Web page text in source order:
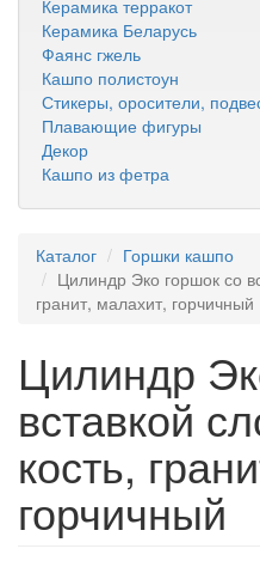
Керамика терракот
Керамика Беларусь
Фаянс гжель
Кашпо полистоун
Стикеры, оросители,
Плавающие фигуры
Декор
Кашпо из фетра
Каталог
Горшки кашпо
Цилиндр Эко горшок со
гранит, малахит, горчичный
Цилиндр
вставкой
кость,
горчичный